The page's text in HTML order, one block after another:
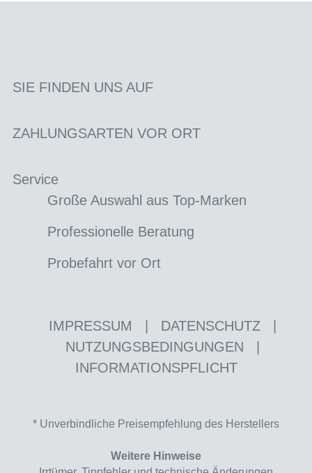
SIE FINDEN UNS AUF
ZAHLUNGSARTEN VOR ORT
Service
Große Auswahl aus Top-Marken
Professionelle Beratung
Probefahrt vor Ort
IMPRESSUM DATENSCHUTZ
NUTZUNGSBEDINGUNGEN
INFORMATIONSPFLICHT
* Unverbindliche Preisempfehlung des Herstellers
Weitere Hinweise